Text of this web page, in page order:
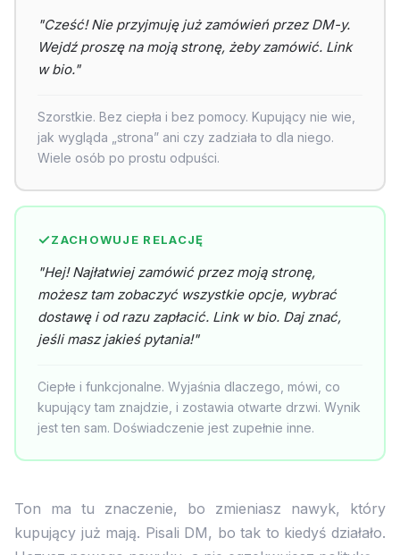
"Cześć! Nie przyjmuję już zamówień przez DM-y.
Wejdź proszę na moją stronę, żeby zamówić. Link
w bio."
Szorstkie. Bez ciepła i bez pomocy. Kupujący nie wie,
jak wygląda „strona” ani czy zadziała to dla niego.
Wiele osób po prostu odpuści.
ZACHOWUJE RELACJĘ
"Hej! Najłatwiej zamówić przez moją stronę,
możesz tam zobaczyć wszystkie opcje, wybrać
dostawę i od razu zapłacić. Link w bio. Daj znać,
jeśli masz jakieś pytania!"
Ciepłe i funkcjonalne. Wyjaśnia dlaczego, mówi, co
kupujący tam znajdzie, i zostawia otwarte drzwi. Wynik
jest ten sam. Doświadczenie jest zupełnie inne.
Ton ma tu znaczenie, bo zmieniasz nawyk, który
kupujący już mają. Pisali DM, bo tak to kiedyś działało.